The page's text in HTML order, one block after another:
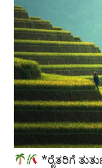
*ರೈತರಿಗೆ